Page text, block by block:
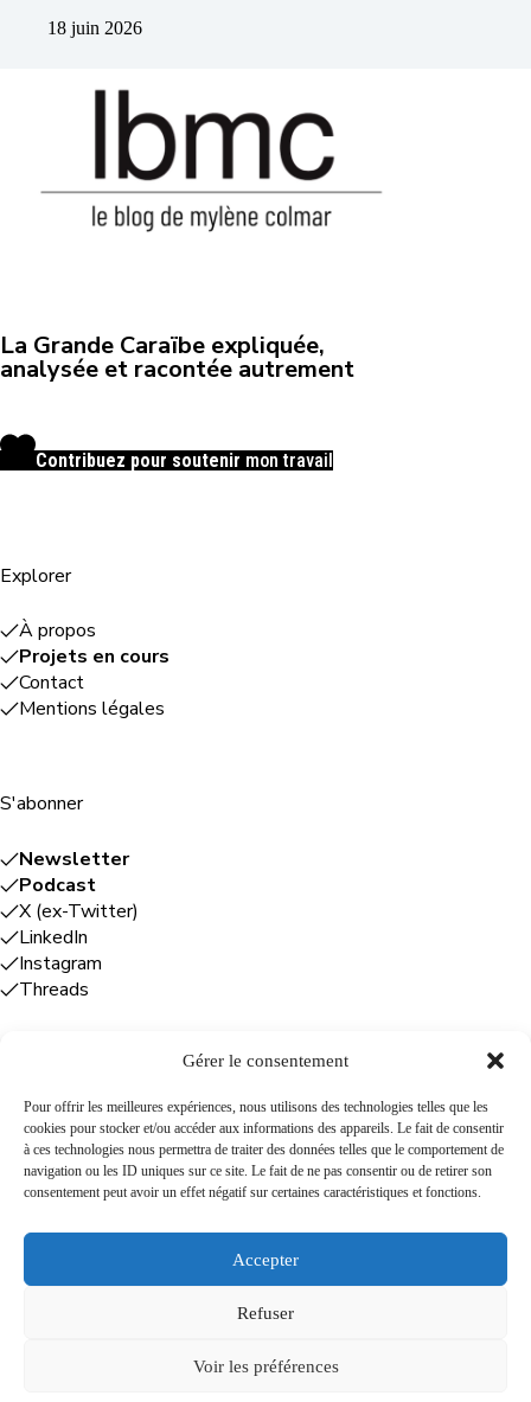
Gérer le consentement
Pour offrir les meilleures expériences, nous utilisons des technologies telles que les
cookies pour stocker et/ou accéder aux informations des appareils. Le fait de consentir
à ces technologies nous permettra de traiter des données telles que le comportement de
navigation ou les ID uniques sur ce site. Le fait de ne pas consentir ou de retirer son
consentement peut avoir un effet négatif sur certaines caractéristiques et fonctions.
Accepter
Refuser
Voir les préférences
18 juin 2026
La Grande Caraïbe expliquée,
analysée et racontée autrement
Contribuez pour soutenir mon travail
Explorer
À propos
Projets en cours
Contact
Mentions légales
S'abonner
Newsletter
Podcast
X (ex-Twitter)
LinkedIn
Instagram
Threads
Plume Caraïbe: conseil éditorial +
rédaction
Foodîles Agency: lab + média + événement
Cuisines mobiles
Newsletter Podcast